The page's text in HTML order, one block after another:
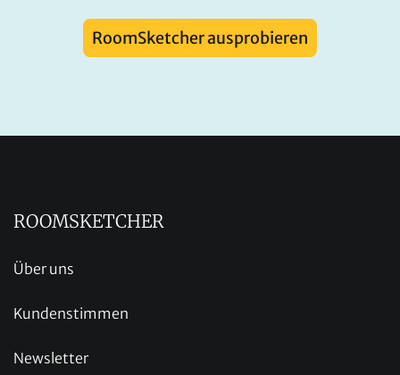
RoomSketcher ausprobieren
ROOMSKETCHER
Über uns
Kundenstimmen
Newsletter